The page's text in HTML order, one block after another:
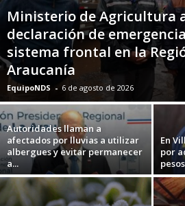
Ministerio de Agricultura
declaración de
sistema frontal en la
Araucanía
EquipoNDS - 6 de agosto de 2026
Autoridades llaman a
afectados por lluvias a utilizar
albergues y evitar permanecer
a...
En
por